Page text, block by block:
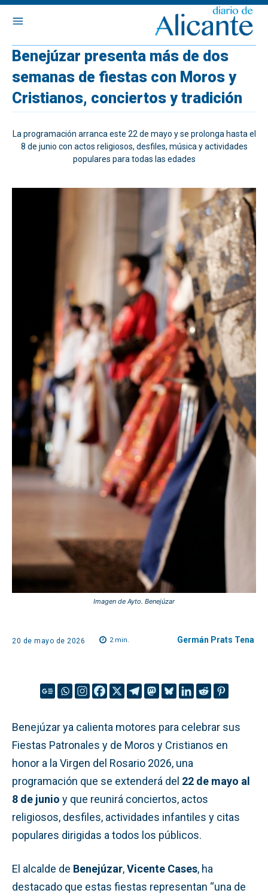
Benejúzar presenta más de dos
semanas de fiestas con Moros y
Cristianos, conciertos y tradición
La programación arranca este 22 de mayo y se prolonga hasta el
8 de junio con actos religiosos, desfiles, música y actividades
populares para todas las edades
Imagen de Ayto. Benejúzar
20 de mayo de 2026 2min. Germán Prats Tena
Benejúzar ya calienta motores para celebrar sus
Fiestas Patronales y de Moros y Cristianos en
honor a la Virgen del Rosario 2026, una
programación que se extenderá del 22 de mayo al
8 de junio y que reunirá conciertos, actos
religiosos, desfiles, actividades infantiles y citas
populares dirigidas a todos los públicos.
El alcalde de Benejúzar,Vicente Cases, ha
destacado que estas fiestas representan “una de